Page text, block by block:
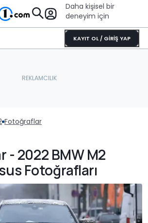
Daha kişisel bir
deneyim için
KAYIT OL / GİRİŞ YAP
Fotoğraflar
- 2022 BMW M2
Fotoğrafları